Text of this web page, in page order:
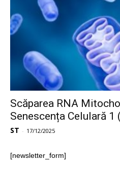
Scăparea RNA
Senescența Celulară 1
ST - 17/12/2025
[newsletter_form]